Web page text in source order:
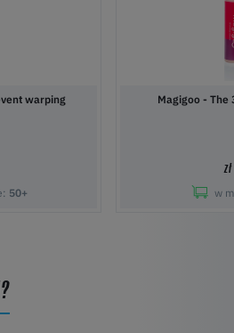
warping
50+
zł
w